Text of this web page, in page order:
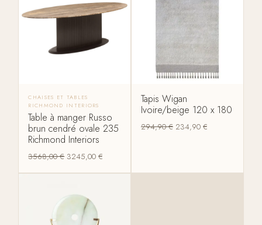
CHAISES ET TABLES
RICHMOND INTERIORS
Table à manger Russo
brun cendré ovale 235
Richmond Interiors
3568,00€ 3245,00€
Tapis Wigan
Ivoire/beige 120 x 180
294,90€ 234,90 €